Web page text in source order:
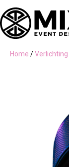
Home /Verlichting